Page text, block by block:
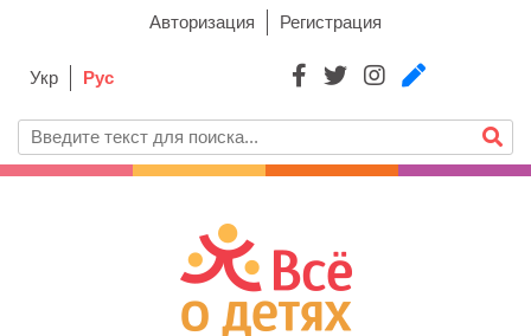
Авторизация Регистрация
Укр Рус